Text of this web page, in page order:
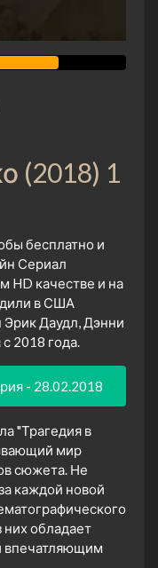
(2018) 1
бесплатно и
Сериал
HD качестве и на
в США
Даудл, Дэнни
2018 года.
- 28.02.2018
"Трагедия в
мир
сюжета. Не
каждой новой
них обладает
впечатляющим